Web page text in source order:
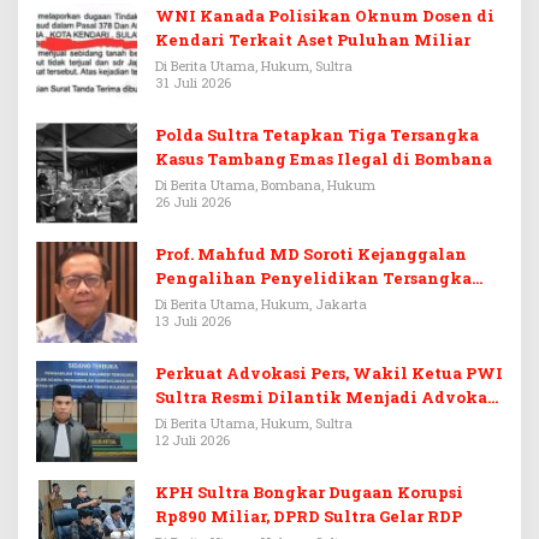
WNI Kanada Polisikan Oknum Dosen di
Kendari Terkait Aset Puluhan Miliar
Di Berita Utama, Hukum, Sultra
31 Juli 2026
Polda Sultra Tetapkan Tiga Tersangka
Kasus Tambang Emas Ilegal di Bombana
Di Berita Utama, Bombana, Hukum
26 Juli 2026
Prof. Mahfud MD Soroti Kejanggalan
Pengalihan Penyelidikan Tersangka
Febrie Adriansyah
Di Berita Utama, Hukum, Jakarta
13 Juli 2026
Perkuat Advokasi Pers, Wakil Ketua PWI
Sultra Resmi Dilantik Menjadi Advokat
PERADI
Di Berita Utama, Hukum, Sultra
12 Juli 2026
KPH Sultra Bongkar Dugaan Korupsi
Rp890 Miliar, DPRD Sultra Gelar RDP